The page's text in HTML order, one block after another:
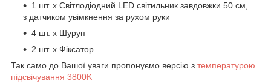
1 шт. х Світлодіодний LED світильник завдовжки 50 см,
з датчиком увімкнення за рухом руки
4 шт. х Шуруп
2 шт. х Фіксатор
Так само до Вашої уваги пропонуємо версію з температурою
підсвічування 3800K